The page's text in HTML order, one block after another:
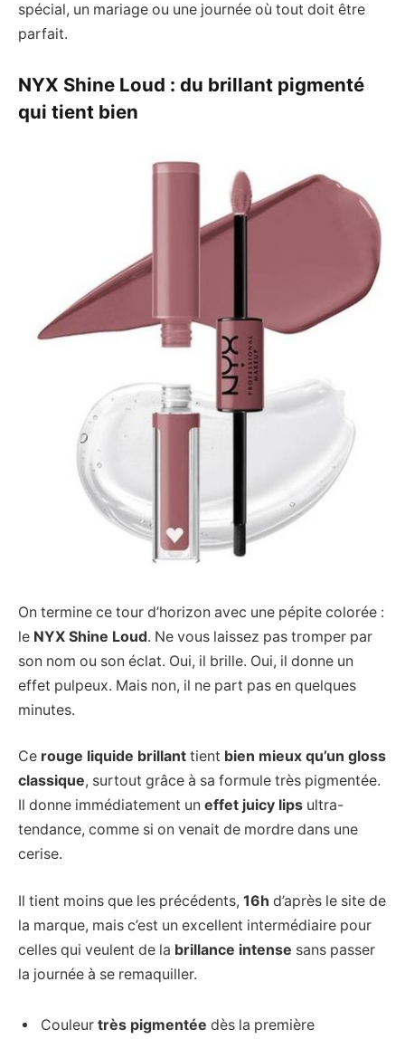
spécial, un mariage ou une journée où tout doit être
parfait.
NYX Shine Loud : du brillant pigmenté
qui tient bien
On termine ce tour d’horizon avec une pépite colorée :
le NYX Shine Loud. Ne vous laissez pas tromper par
son nom ou son éclat. Oui, il brille. Oui, il donne un
effet pulpeux. Mais non, il ne part pas en quelques
minutes.
Ce rouge liquide brillant tient bien mieux qu’un gloss
classique, surtout grâce à sa formule très pigmentée.
Il donne immédiatement un effet juicy lips ultra-
tendance, comme si on venait de mordre dans une
cerise.
Il tient moins que les précédents, 16h d’après le site de
la marque, mais c’est un excellent intermédiaire pour
celles qui veulent de la brillance intense sans passer
la journée à se remaquiller.
Couleur très pigmentée dès la première